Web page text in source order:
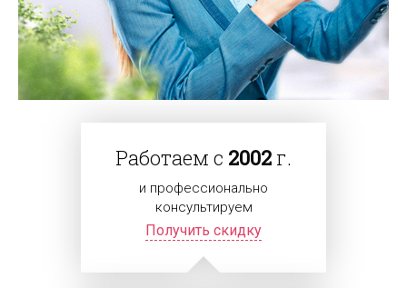
Работаем с 2002 г.
и профессионально
консультируем
Получить скидку